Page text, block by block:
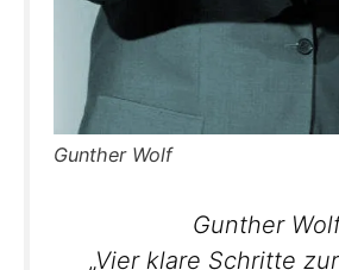
Gunther Wolf
Gunther
„Vier klare Schritte